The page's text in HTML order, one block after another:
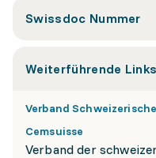
Swissdoc Nummer
Weiterführende Links
Verband
Cemsuisse
Verband der